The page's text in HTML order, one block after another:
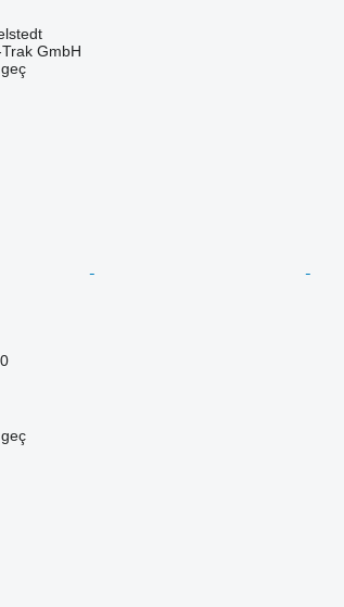
GmbH